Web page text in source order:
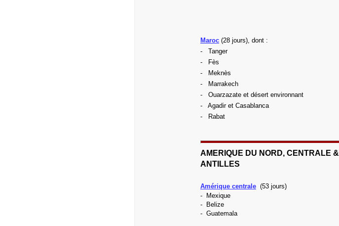
Maroc (28 jours), dont :
- Tanger
-
Fès
- Meknès
- Marrakech
- Ouarzazate et désert environnant
- Agadir et Casablanca
- Rabat
AMERIQUE DU NORD, CENTRALE &
ANTILLES
Amérique centrale (53 jours)
- Mexique
- Belize
- Guatemala